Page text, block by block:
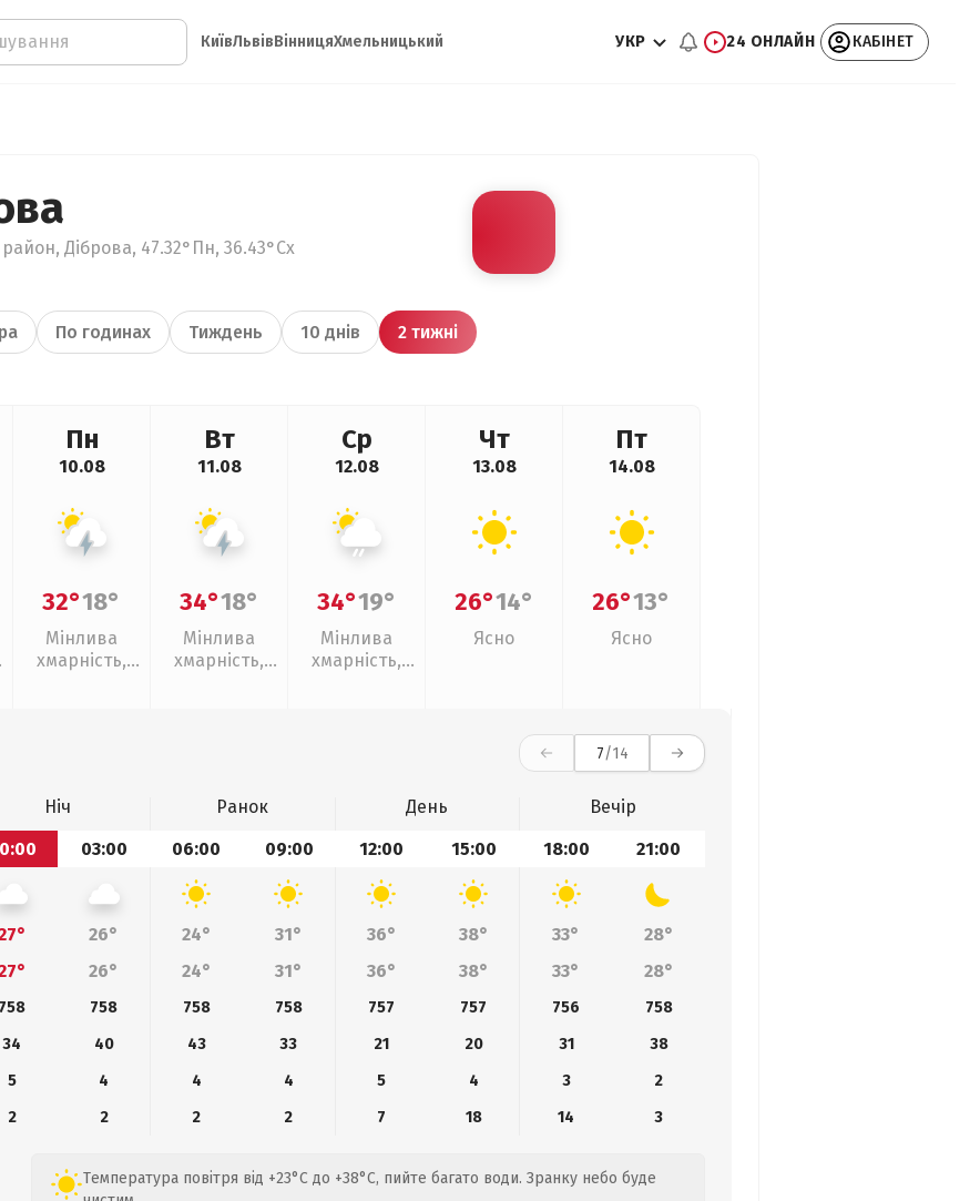
КиївЛьвівВінницяХмельницький УКР 24 ОНЛАЙН КАБІНЕТ
Діброва, 47.32°Пн, 36.43°Сх
По годинах Тиждень 10 днів 2 тижні
Пн
10.08
32°18°
Мінлива
хмарність,
Вт
11.08
34°18°
Мінлива
хмарність,
Ср
12.08
34°19°
Мінлива
хмарність,
Чт
13.08
26°14°
Ясно
Пт
14.08
26°13°
Ясно
7/14
Ніч Ранок День
Вечір
03:00 06:00 09:00 12:00 15:00 18:00 21:00
26° 24° 31° 36° 38° 33°
28°
26° 24° 31° 36° 38° 33° 28°
758 758 758 758 757 757 756
758
34
40 43 33 21 20 31
38
5
4 4 4 5 4 3
2
2
2 2 2 7 18 14 3
Температура повітря від +23°C до +38°C, пийте багато води. Зранку небо буде